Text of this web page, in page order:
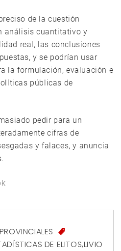
de la cuestión
análisis cuantitativo y
real, las conclusiones
y se podrían usar
la formulación, evaluación e
públicas de
pedir para un
cifras de
y falaces, y anuncia
PROVINCIALES
DE ELITOS,LIVIO